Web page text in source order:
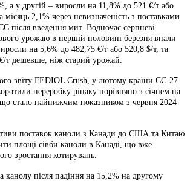
а у другій – виросли на 11,8% до 521 €/т або
2,1% через невизначеність з поставками
після введення мит. Водночас серпневі
урожаю в першій половині березня впали
на 5,6% до 482,75 €/т або 520,8 $/т, та
т дешевше, ніж старий урожай.
звіту FEDIOL Crush, у лютому країни ЄС-27
переробку ріпаку порівняно з січнем на
стало найнижчим показником з червня 2024
поставок каноли з Канади до США та Китаю
площі сівби каноли в Канаді, що вже
зростання котирувань.
канолу після падіння на 15,2% на другому